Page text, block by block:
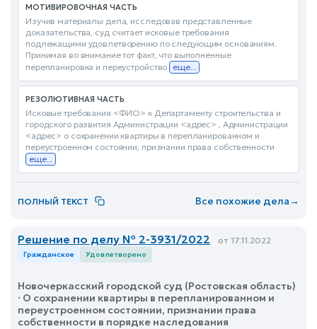
МОТИВИРОВОЧНАЯ ЧАСТЬ
Изучив материалы дела, исследовав представленные
доказательства, суд считает исковые требования
подлежащими удовлетворению по следующим основаниям.
Принимая во внимание тот факт, что выполненные
перепланировка и переустройство еще...
РЕЗОЛЮТИВНАЯ ЧАСТЬ
Исковые требования <ФИО> к Департаменту строительства и
городского развития Администрации <адрес> , Администрации
<адрес> о сохранении квартиры в перепланированном и
переустроенном состоянии, признании права собственности
еще...
ПОЛНЫЙ ТЕКСТ Все похожие дела→
Решение по делу № 2-3931/2022 от 17.11.2022
Гражданское Удовлетворено
Новочеркасский городской суд (Ростовская область)
· О сохранении квартиры в перепланированном и
переустроенном состоянии, признании права
собственности в порядке наследования